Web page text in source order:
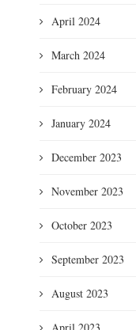
et résurgence
April 2024
March 2024
February 2024
January 2024
December 2023
November 2023
October 2023
September 2023
August 2023